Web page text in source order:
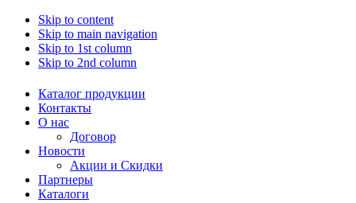
Skip to content
Skip to main navigation
Skip to 1st column
Skip to 2nd column
Каталог продукции
Контакты
О нас
Договор
Новости
Акции и Скидки
Партнеры
Каталоги